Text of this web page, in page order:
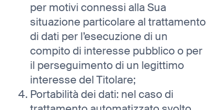
per motivi connessi alla Sua
situazione particolare al trattamento
di dati per l’esecuzione di un
compito di interesse pubblico o per
il perseguimento di un legittimo
interesse del Titolare;
Portabilità dei dati: nel caso di